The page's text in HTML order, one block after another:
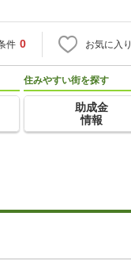
件 0 お気に入り
住みやすい街を探す
助成金
情報